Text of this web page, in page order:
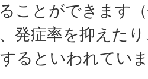
ことができます
発症率を抑えた
るといわれてい